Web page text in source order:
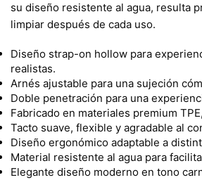
su diseño resistente al agua, resulta
limpiar después de cada uso.
Diseño strap-on hollow para
realistas.
Arnés ajustable para una sujeción
Doble penetración para una
Fabricado en materiales premium
Tacto suave, flexible y agradable al
Diseño ergonómico adaptable a
Material resistente al agua para
Elegante diseño moderno en tono